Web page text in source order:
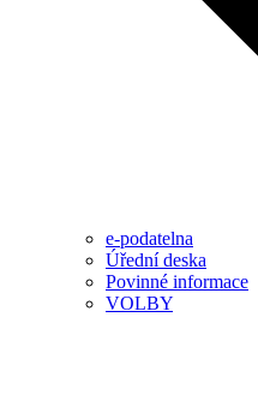
e-podatelna
Úřední deska
Povinné informace
VOLBY